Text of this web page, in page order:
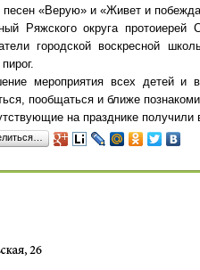
песен «Верую» и «Живет и
Ряжского округа
городской воскресной
мероприятия всех детей и
пообщаться и ближе
на празднике получили